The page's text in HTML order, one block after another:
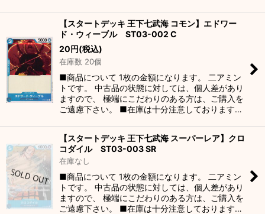
【スタートデッキ 王下七武海 コモン】エドワー
ド・ウィーブル ST03-002 C
20円(税込)
在庫数 20個
■商品について 1枚の金額になります。 二アミン
トです。 中古品の状態に対しては、個人差があり
ますので、 極端にこだわりのある方は、ご購入を
ご遠慮下さい。 ■在庫は十分注意しております…
【スタートデッキ 王下七武海 スーパーレア】クロ
コダイル ST03-003 SR
在庫なし
■商品について 1枚の金額になります。 二アミン
トです。 中古品の状態に対しては、個人差があり
ますので、 極端にこだわりのある方は、ご購入を
ご遠慮下さい。 ■在庫は十分注意しております…